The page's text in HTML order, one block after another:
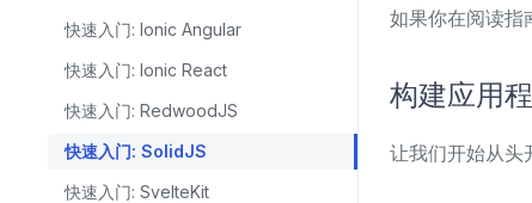
快速入门: Ionic Angular
快速入门: Ionic React
快速入门: RedwoodJS
快速入门: SolidJS
快速入门: SvelteKit
如果你在阅读指
构建应用
让我们开始从头